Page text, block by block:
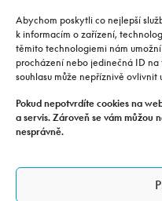
Abychom poskytli co nejlepší
k informacím o zařízení,
těmito technologiemi nám
procházení nebo jedinečná ID
souhlasu může nepříznivě ovlivnit
Pokud nepotvrdíte cookies na
a servis. Zároveň se vám můžou
nesprávně.
Team
Fotografie mají pouze
kombinace apod. se mohou
prodejce. | Veškeré zobrazené
charakter a nejsou nabídkou ve
zákona č. 89/2012 Sb.,
JOURNEYMAN CZ s.r.o. |
Praha 4 | IČO: 24843920, DIČ: